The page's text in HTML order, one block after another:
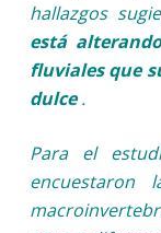
hallazgos
está
fluviales que
dulce.
Para el